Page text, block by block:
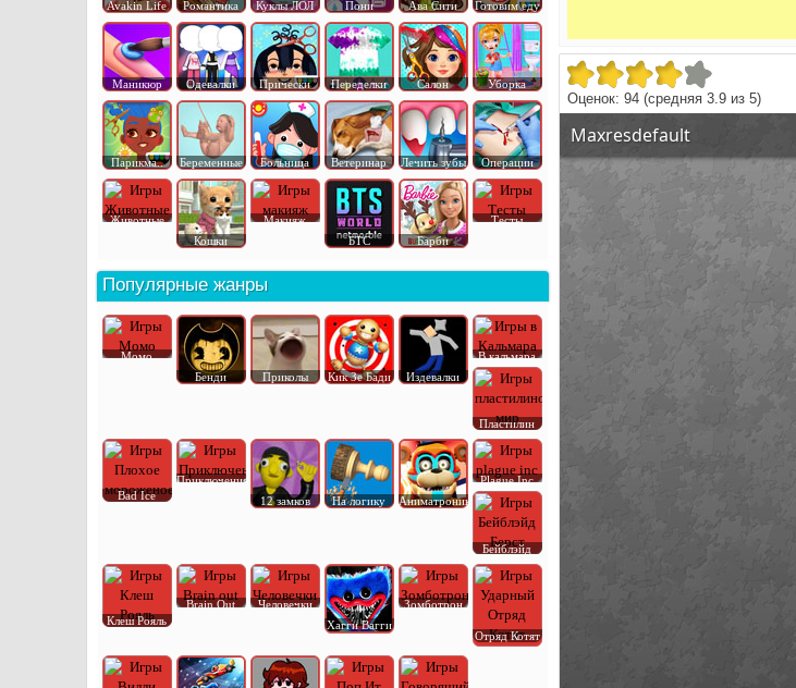
Оценок:94 (средняя3.9 из5)
Avakin Life Романтика Куклы ЛОЛ Пони Ава Сити Готовим еду
Маникюр Одевалки Прически Переделки Салон Уборка
Парикма.. Беременные Больница Ветеринар Лечить зубы Операции
Животные
Кошки
Макияж
БТС
Барби
Тесты
Популярные жанры
Момо
Бенди
Приколы Кик Зе Бади Издевалки
В кальмара
Пластилин
Bad Ice
Приключения
12 замков
На логику Аниматроник
Plague Inc
Бейблэйд
Клеш Рояль
Brain Out
Человечки
Хагги Вагги
Зомботрон
Отряд Котят